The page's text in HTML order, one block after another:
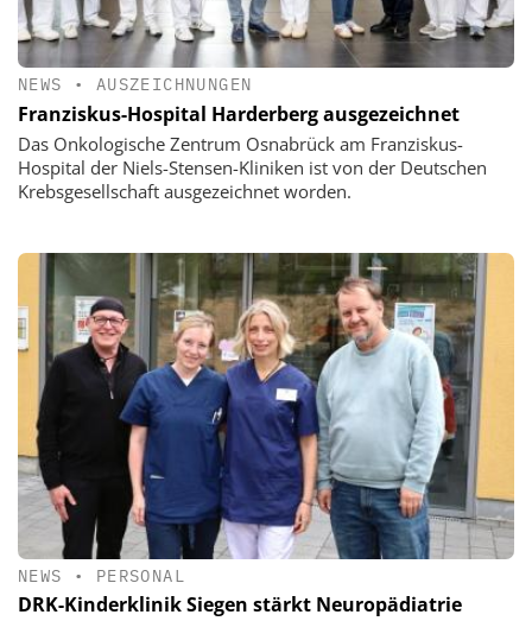
NEWS • AUSZEICHNUNGEN
Franziskus-Hospital Harderberg ausgezeichnet
Das Onkologische Zentrum Osnabrück am Franziskus-
Hospital der Niels-Stensen-Kliniken ist von der Deutschen
Krebsgesellschaft ausgezeichnet worden.
NEWS • PERSONAL
DRK-Kinderklinik Siegen stärkt Neuropädiatrie